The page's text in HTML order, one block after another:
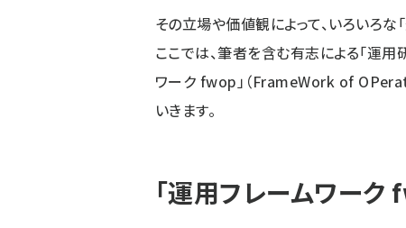
その立場や価値観によって、いろいろな
ここでは、筆者を含む有志による「運用
ワーク fwop」（FrameWork of
いきます。
「運用フレームワーク